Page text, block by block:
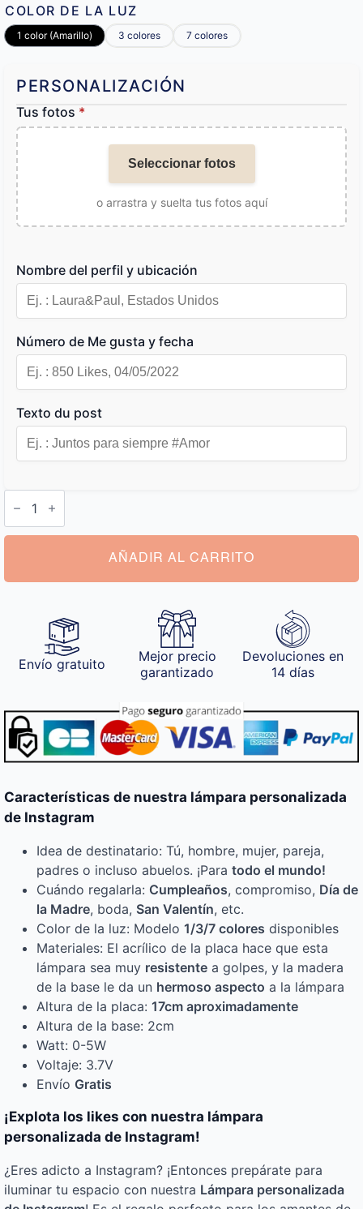
COLOR DE LA LUZ
1 color (Amarillo) 3 colores 7 colores
PERSONALIZACIÓN
Tus fotos *
Seleccionar fotos
o arrastra y suelta tus fotos aquí
Nombre del perfil y ubicación
Número de Me gusta y fecha
Texto du post
Lámpara
Personalizada
Instagram
cantidad
AÑADIR AL CARRITO
Envío gratuito
Mejor precio
garantizado
Devoluciones en
14 días
Características de nuestra lámpara personalizada
de Instagram
Idea de destinatario: Tú, hombre, mujer, pareja,
padres o incluso abuelos. ¡Para todo el mundo!
Cuándo regalarla: Cumpleaños, compromiso, Día de
la Madre, boda, San Valentín, etc.
Color de la luz: Modelo 1/3/7 colores disponibles
Materiales: El acrílico de la placa hace que esta
lámpara sea muy resistente a golpes, y la madera
de la base le da un hermoso aspecto a la lámpara
Altura de la placa: 17cm aproximadamente
Altura de la base: 2cm
Watt: 0-5W
Voltaje: 3.7V
Envío Gratis
¡Explota los likes con nuestra lámpara
personalizada de Instagram!
¿Eres adicto a Instagram? ¡Entonces prepárate para
iluminar tu espacio con nuestra Lámpara personalizada